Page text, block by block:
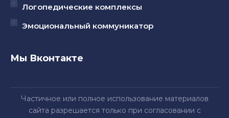
Логопедические комплексы
Эмоциональный коммуникатор
Мы Вконтакте
Частичное или полное использование материалов
сайта разрешается только при согласовании с